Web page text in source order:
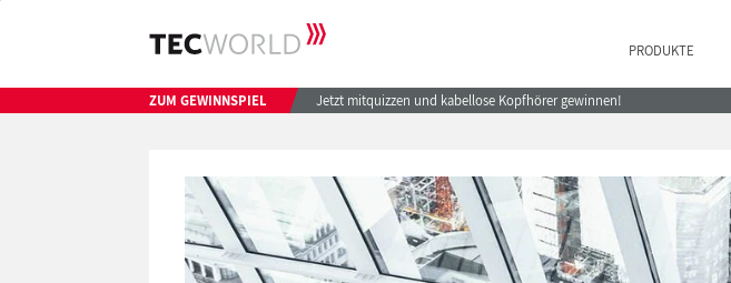
PRODUKTE
ZUM GEWINNSPIEL Jetzt mitquizzen und kabellose Kopfhörer gewinnen!